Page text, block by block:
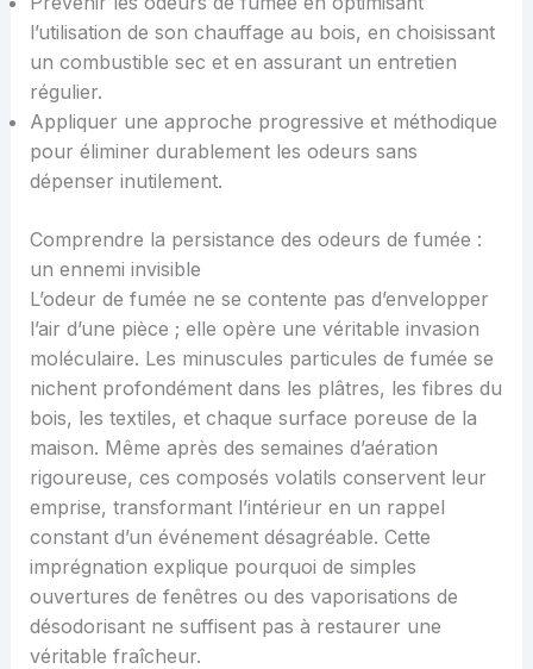
l’utilisation de son chauffage au bois, en choisissant
un combustible sec et en assurant un entretien
régulier.
Appliquer une approche progressive et méthodique
pour éliminer durablement les odeurs sans
dépenser inutilement.
Comprendre la persistance des odeurs de fumée :
un ennemi invisible
L’odeur de fumée ne se contente pas d’envelopper
l’air d’une pièce ; elle opère une véritable invasion
moléculaire. Les minuscules particules de fumée se
nichent profondément dans les plâtres, les fibres du
bois, les textiles, et chaque surface poreuse de la
maison. Même après des semaines d’aération
rigoureuse, ces composés volatils conservent leur
emprise, transformant l’intérieur en un rappel
constant d’un événement désagréable. Cette
imprégnation explique pourquoi de simples
ouvertures de fenêtres ou des vaporisations de
désodorisant ne suffisent pas à restaurer une
véritable fraîcheur.